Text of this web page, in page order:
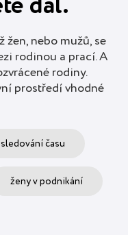
dál.
nebo mužů, se
rodinou a prací. A
rodiny.
prostředí vhodné
sledování času
ženy v podnikání